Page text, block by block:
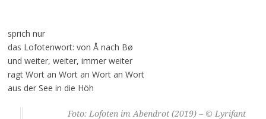
sprich nur
das Lofotenwort: von Å nach Bø
und weiter, weiter, immer weiter
ragt Wort an Wort an Wort an Wort
aus der See in die Höh
Foto: Lofoten im Abendrot (2019) – © Lyrifant